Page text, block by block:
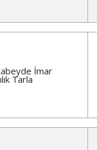
İmar
Tarla